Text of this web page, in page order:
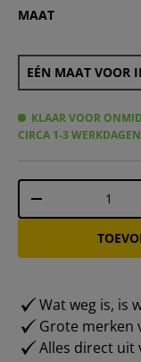
MAAT
EÉN MAAT VOOR
KLAAR VOOR
CIRCA 1-3 WERKDAGEN
Aantal
-
Wat weg is, is
Grote merken
Alles direct uit